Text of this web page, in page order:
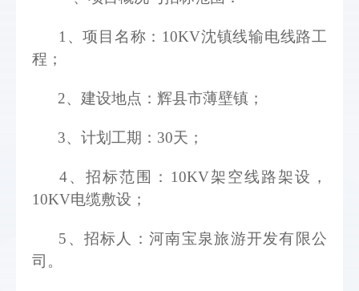
1、项目名称：10KV沈镇线输电线路工
程；
2、建设地点：辉县市薄壁镇；
3、计划工期：30天；
4、招标范围：10KV架空线路架设，
10KV电缆敷设；
5 、招标人：河南宝泉旅游开发有限公
司。